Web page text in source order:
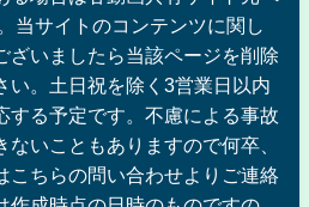
当サイトのコンテンツに関し
ざいましたら当該ページを削除
い。土日祝を除く3営業日以内
する予定です。不慮による事故
いこともありますので何卒、
こちらの問い合わせよりご連絡